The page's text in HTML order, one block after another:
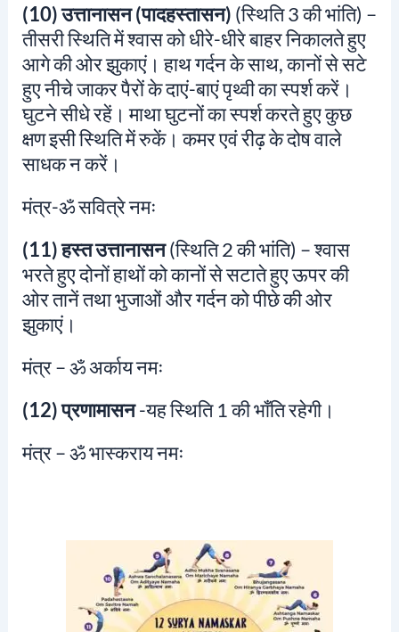
(10) उत्तानासन (पादहस्तासन) (स्थिति 3 की भांति) –
तीसरी स्थिति में श्वास को धीरे-धीरे बाहर निकालते हुए
आगे की ओर झुकाएं। हाथ गर्दन के साथ, कानों से सटे
हुए नीचे जाकर पैरों के दाएं-बाएं पृथ्वी का स्पर्श करें।
घुटने सीधे रहें। माथा घुटनों का स्पर्श करते हुए कुछ
क्षण इसी स्थिति में रुकें। कमर एवं रीढ़ के दोष वाले
साधक न करें।
मंत्र-ॐ सवित्रे नमः
(11) हस्त उत्तानासन(स्थिति 2 की भांति) – श्वास
भरते हुए दोनों हाथों को कानों से सटाते हुए ऊपर की
ओर तानें तथा भुजाओं और गर्दन को पीछे की ओर
झुकाएं।
मंत्र –ॐ अर्काय नमः
(12) प्रणामासन-यह स्थिति 1 की भाँति रहेगी।
मंत्र –ॐ भास्कराय नमः